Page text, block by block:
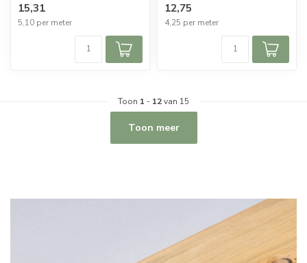
15,31
5,10 per meter
12,75
4,25 per meter
Toon 1 - 12van 15
Toon meer